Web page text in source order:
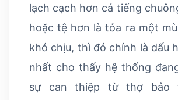
lạch cạch hơn cả tiếng
hoặc tệ hơn là tỏa ra một
khó chịu, thì đó chính là dấu
nhất cho thấy hệ thống
sự can thiệp từ thợ bảo